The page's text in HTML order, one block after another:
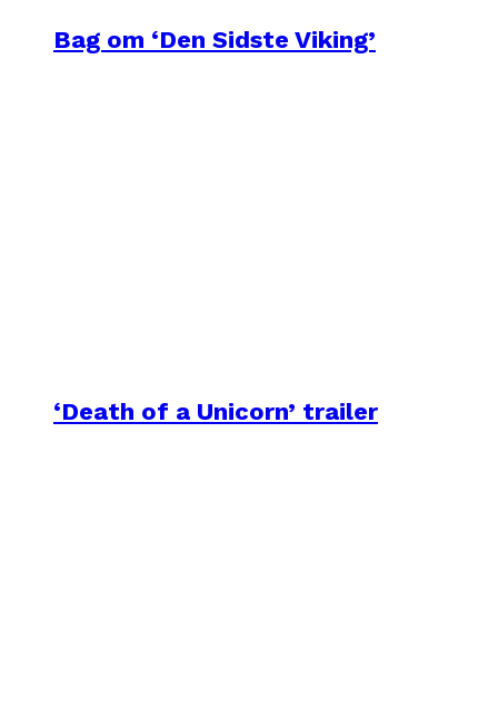
Bag om ‘Den Sidste Viking’
‘Death of a Unicorn’ trailer